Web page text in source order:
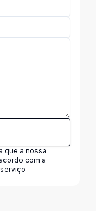
que a nossa
com a